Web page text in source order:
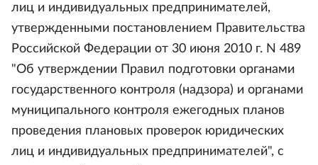
лиц и индивидуальных предпринимателей,
утвержденными постановлением Правительства
Российской Федерации от 30 июня 2010 г. N 489
"Об утверждении Правил подготовки органами
государственного контроля (надзора) и органами
муниципального контроля ежегодных планов
проведения плановых проверок юридических
лиц и индивидуальных предпринимателей", с